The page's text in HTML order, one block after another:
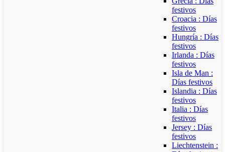
festivos
Croacia : Días
festivos
Hungría : Días
festivos
Irlanda : Días
festivos
Isla de Man :
Días festivos
Islandia : Días
festivos
Italia : Días
festivos
Jersey : Días
festivos
Liechtenstein :